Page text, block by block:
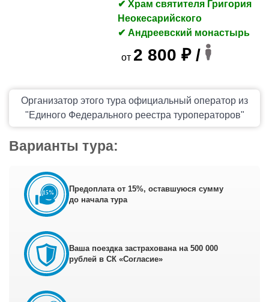
✔ Храм святителя Григория
Неокесарийского
✔ Андреевский монастырь
от 2 800 ₽ /
Организатор этого тура официальный оператор из
"Единого Федерального реестра туроператоров"
Варианты тура:
Предоплата от 15%, оставшуюся сумму
до начала тура
Ваша поездка застрахована на 500 000
рублей в СК «Согласие»